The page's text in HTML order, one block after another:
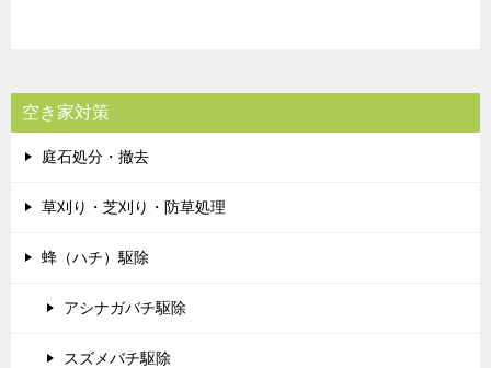
空き家対策
庭石処分・撤去
草刈り・芝刈り・防草処理
蜂（ハチ）駆除
アシナガバチ駆除
スズメバチ駆除